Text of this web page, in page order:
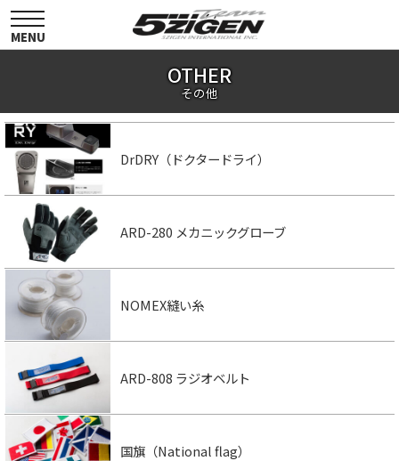
toggle
navigation
MENU
OTHER
その他
DrDRY（ドクタードライ）
ARD-280 メカニックグローブ
NOMEX縫い糸
ARD-808 ラジオベルト
国旗（National flag）